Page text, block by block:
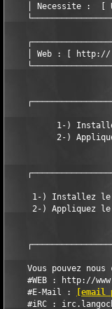
│ Necessite :  [
│ Web : [
1-)
2-)
1-) Installez
2-) Appliquez le
Vous pouvez nous
#WEB : http://
    #E-Mail :
[email
#iRC :